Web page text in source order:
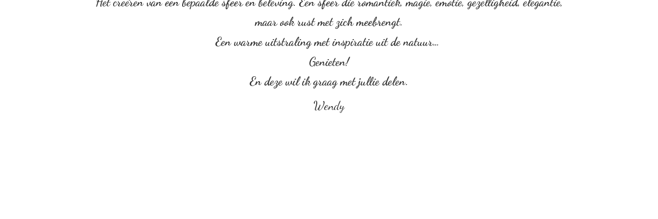
maar ook rust met zich meebrengt.
Een warme uitstraling met inspiratie uit de natuur…
Genieten!
En deze wil ik graag metjullie delen.
Wendy